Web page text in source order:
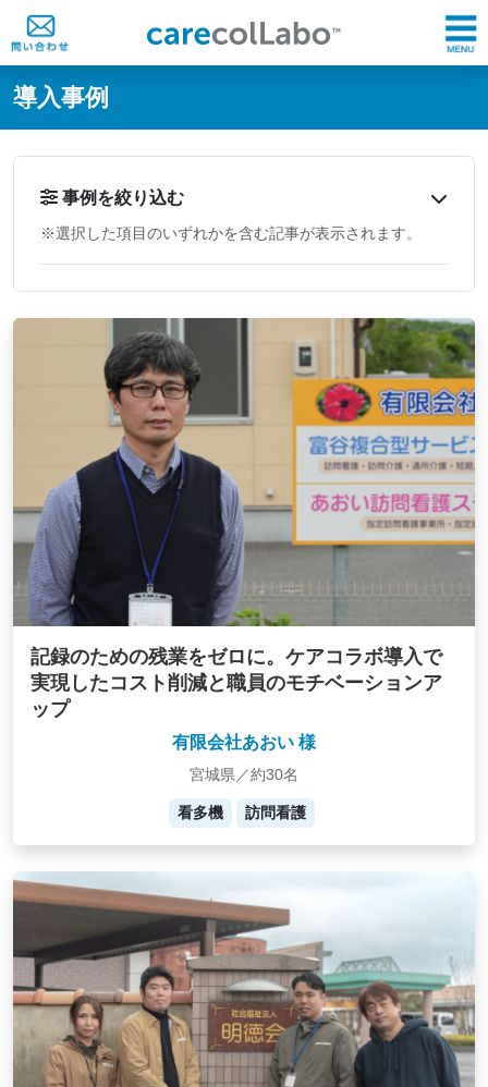
@ -0,0 +1,60 @@
導入事例
事例を絞り込む
※選択した項目のいずれかを含む記事が表示されます。
記録のための残業をゼロに。ケアコラボ導入で
実現したコスト削減と職員のモチベーションア
ップ
有限会社あおい 様
宮城県／約30名
看多機 訪問看護